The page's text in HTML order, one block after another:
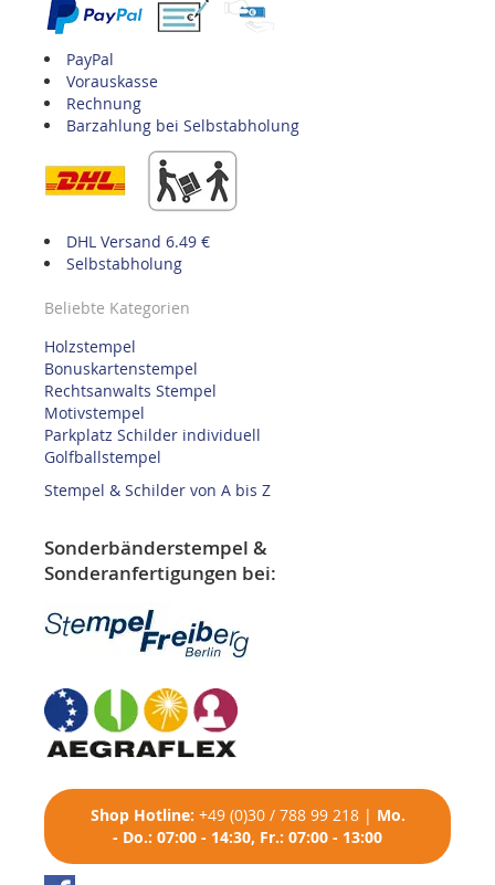
PayPal
Vorauskasse
Rechnung
Barzahlung bei Selbstabholung
DHL Versand 6.49 €
Selbstabholung
Beliebte Kategorien
Holzstempel
Bonuskartenstempel
Rechtsanwalts Stempel
Motivstempel
Parkplatz Schilder individuell
Golfballstempel
Stempel & Schilder von A bis Z
Sonderbänderstempel &
Sonderanfertigungen bei:
Shop Hotline: +49 (0)30 / 788 99 218| Mo.
- Do.: 07:00 - 14:30, Fr.: 07:00 - 13:00